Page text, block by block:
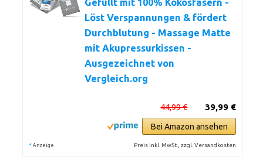
Gefüllt mit 100% Kokosfasern -
Löst Verspannungen & fördert
Durchblutung - Massage Matte
mit Akupressurkissen -
Ausgezeichnet von
Vergleich.org
39,99 €
44,99 €
Bei Amazon ansehen
* Anzeige Preis inkl. MwSt., zzgl. Versandkosten